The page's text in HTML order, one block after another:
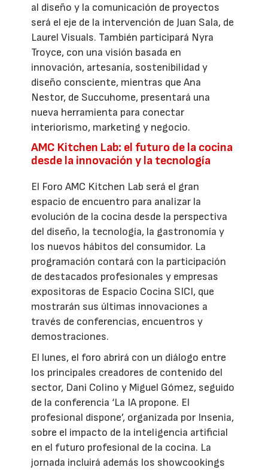
al diseño y la comunicación de proyectos
será el eje de la intervención de Juan Sala, de
Laurel Visuals. También participará Nyra
Troyce, con una visión basada en
innovación, artesanía, sostenibilidad y
diseño consciente, mientras que Ana
Nestor, de Succuhome, presentará una
nueva herramienta para conectar
interiorismo, marketing y negocio.
AMC Kitchen Lab: el futuro de la cocina
desde la innovación y la tecnología
El Foro AMC Kitchen Lab será el gran
espacio de encuentro para analizar la
evolución de la cocina desde la perspectiva
del diseño, la tecnología, la gastronomía y
los nuevos hábitos del consumidor. La
programación contará con la participación
de destacados profesionales y empresas
expositoras de Espacio Cocina SICI, que
mostrarán sus últimas innovaciones a
través de conferencias, encuentros y
demostraciones.
El lunes, el foro abrirá con un diálogo entre
los principales creadores de contenido del
sector, Dani Colino y Miguel Gómez, seguido
de la conferencia ‘La IA propone. El
profesional dispone’, organizada por Insenia,
sobre el impacto de la inteligencia artificial
en el futuro profesional de la cocina. La
jornada incluirá además los showcookings